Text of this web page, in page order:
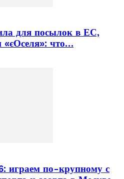
для посылок в ЕС,
«єОселя»: что…
играем по-крупному с